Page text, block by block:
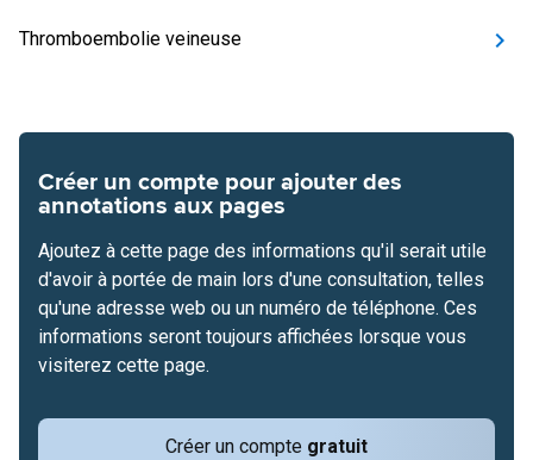
Thromboembolie veineuse
Créer un compte pour ajouter des
annotations aux pages
Créer un compte gratuit
Ajoutez à cette page des informations qu'il serait utile
d'avoir à portée de main lors d'une consultation, telles
qu'une adresse web ou un numéro de téléphone. Ces
informations seront toujours affichées lorsque vous
visiterez cette page.